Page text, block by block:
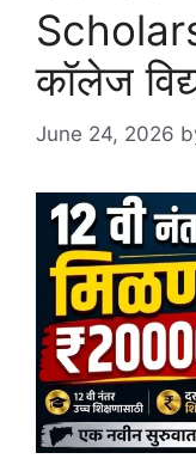
कॉलेज
June 24, 2026